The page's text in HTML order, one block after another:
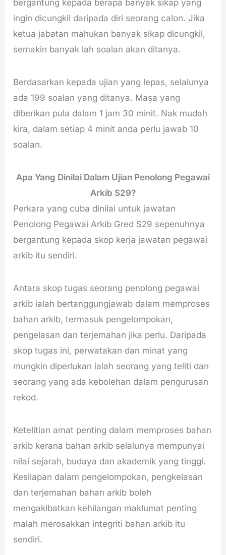
bergantung kepada berapa banyak sikap yang
ingin dicungkil daripada diri seorang calon. Jika
ketua jabatan mahukan banyak sikap dicungkil,
semakin banyak lah soalan akan ditanya.
Berdasarkan kepada ujian yang lepas, selalunya
ada 199 soalan yang ditanya. Masa yang
diberikan pula dalam 1 jam 30 minit. Nak mudah
kira, dalam setiap 4 minit anda perlu jawab 10
soalan.
Apa Yang Dinilai Dalam Ujian Penolong Pegawai
Arkib S29?
Perkara yang cuba dinilai untuk jawatan
Penolong Pegawai Arkib Gred S29 sepenuhnya
bergantung kepada skop kerja jawatan pegawai
arkib itu sendiri.
Antara skop tugas seorang penolong pegawai
arkib ialah bertanggungjawab dalam memproses
bahan arkib, termasuk pengelompokan,
pengelasan dan terjemahan jika perlu. Daripada
skop tugas ini, perwatakan dan minat yang
mungkin diperlukan ialah seorang yang teliti dan
seorang yang ada kebolehan dalam pengurusan
rekod.
Ketelitian amat penting dalam memproses bahan
arkib kerana bahan arkib selalunya mempunyai
nilai sejarah, budaya dan akademik yang tinggi.
Kesilapan dalam pengelompokan, pengkelasan
dan terjemahan bahan arkib boleh
mengakibatkan kehilangan maklumat penting
malah merosakkan integriti bahan arkib itu
sendiri.